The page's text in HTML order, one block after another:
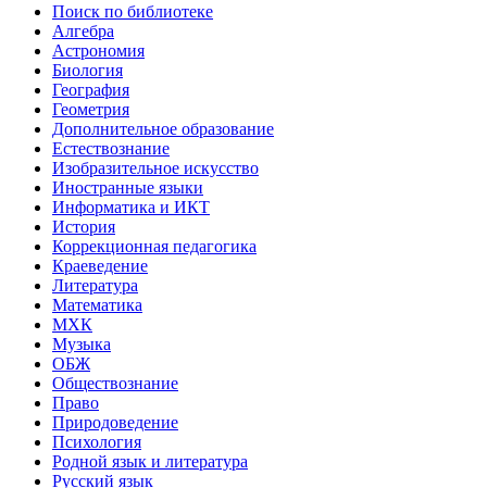
Поиск по библиотеке
Алгебра
Астрономия
Биология
География
Геометрия
Дополнительное образование
Естествознание
Изобразительное искусство
Иностранные языки
Информатика и ИКТ
История
Коррекционная педагогика
Краеведение
Литература
Математика
МХК
Музыка
ОБЖ
Обществознание
Право
Природоведение
Психология
Родной язык и литература
Русский язык